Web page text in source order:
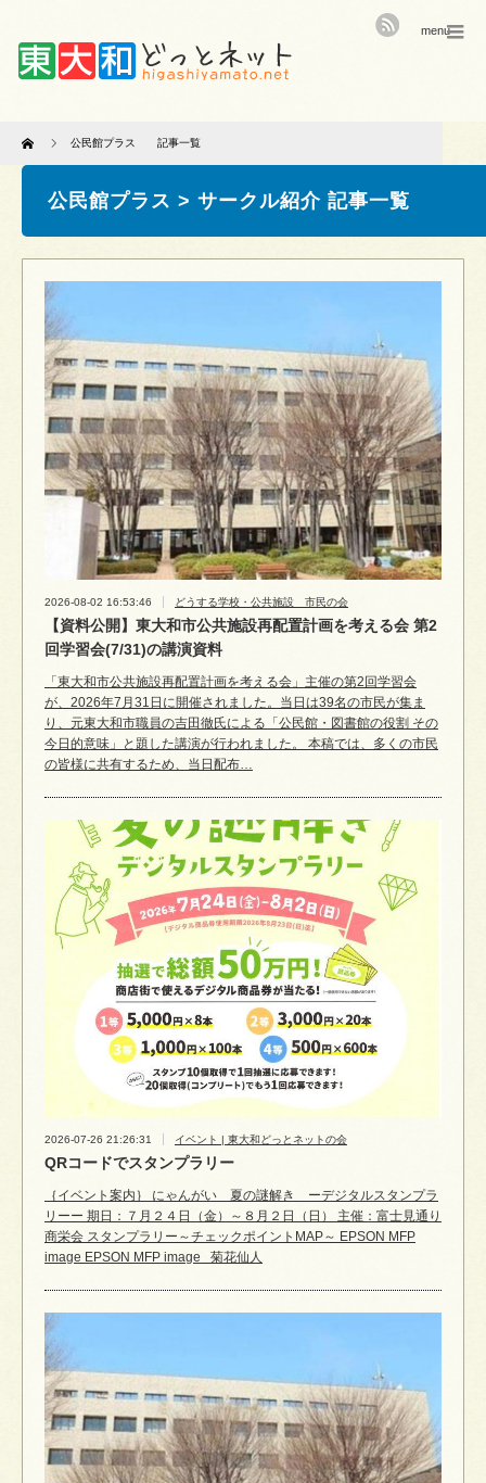
menu
Home 公民館プラス 記事一覧
公民館プラス > サークル紹介 記事一覧
2026-08-02 16:53:46 どうする学校・公共施設 市民の会
【資料公開】東大和市公共施設再配置計画を考える会 第2
回学習会(7/31)の講演資料
「東大和市公共施設再配置計画を考える会」主催の第2回学習会
が、2026年7月31日に開催されました。当日は39名の市民が集ま
り、元東大和市職員の吉田徹氏による「公民館・図書館の役割 その
今日的意味」と題した講演が行われました。 本稿では、多くの市民
の皆様に共有するため、当日配布…
2026-07-26 21:26:31 イベント | 東大和どっとネットの会
QRコードでスタンプラリー
｛イベント案内｝ にゃんがい 夏の謎解き ーデジタルスタンプラ
リーー 期日：７月２４日（金）～８月２日（日） 主催：富士見通り
商栄会 スタンプラリー～チェックポイントMAP～ EPSON MFP
image EPSON MFP image 菊花仙人